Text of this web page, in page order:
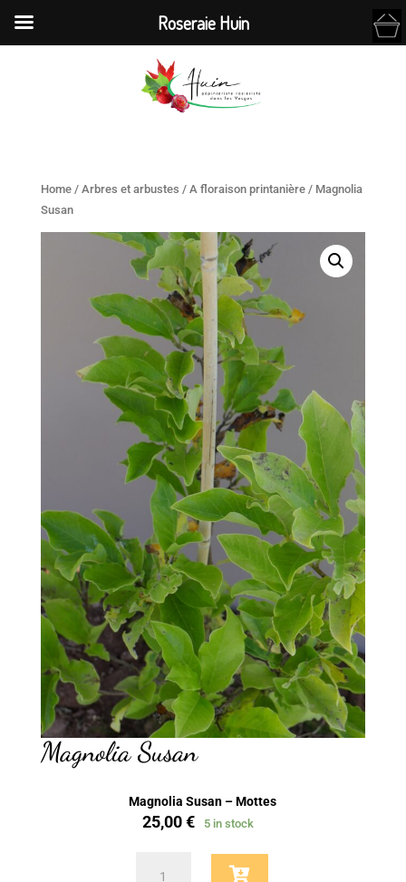
Home/ Arbres et arbustes / A floraison printanière/ Magnolia
Susan
Magnolia Susan
Magnolia Susan – Mottes
25,00€ 5 in stock
Roseraie Huin